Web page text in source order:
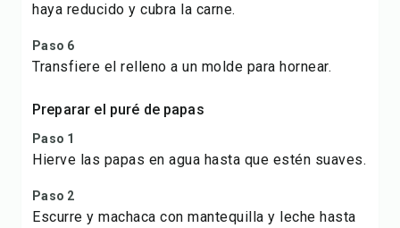
haya reducido y cubra la carne.
Paso 6
Transfiere el relleno a un molde para hornear.
Preparar el puré de papas
Paso 1
Hierve las papas en agua hasta que estén suaves.
Paso 2
Escurre y machaca con mantequilla y leche hasta